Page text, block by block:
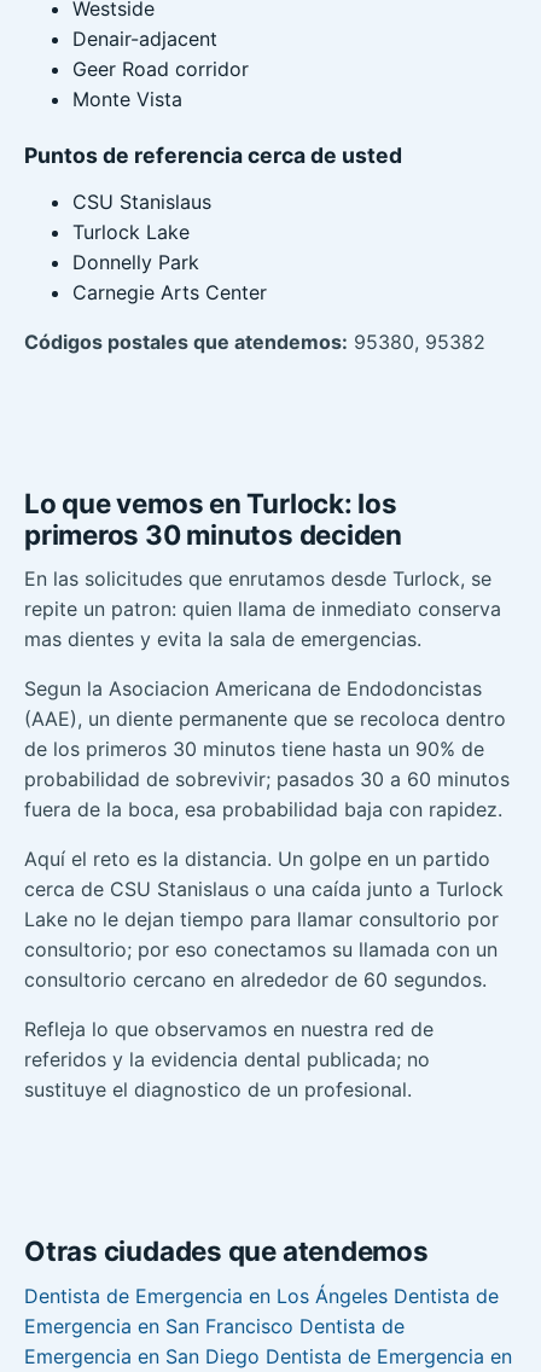
Westside
Denair-adjacent
Geer Road corridor
Monte Vista
Puntos de referencia cerca de usted
CSU Stanislaus
Turlock Lake
Donnelly Park
Carnegie Arts Center
Códigos postales que atendemos: 95380, 95382
Lo que vemos en Turlock: los
primeros 30 minutos deciden
En las solicitudes que enrutamos desde Turlock, se
repite un patron: quien llama de inmediato conserva
mas dientes y evita la sala de emergencias.
Segun la Asociacion Americana de Endodoncistas
(AAE), un diente permanente que se recoloca dentro
de los primeros 30 minutos tiene hasta un 90% de
probabilidad de sobrevivir; pasados 30 a 60 minutos
fuera de la boca, esa probabilidad baja con rapidez.
Aquí el reto es la distancia. Un golpe en un partido
cerca de CSU Stanislaus o una caída junto a Turlock
Lake no le dejan tiempo para llamar consultorio por
consultorio; por eso conectamos su llamada con un
consultorio cercano en alrededor de 60 segundos.
Refleja lo que observamos en nuestra red de
referidos y la evidencia dental publicada; no
sustituye el diagnostico de un profesional.
Otras ciudades que atendemos
Dentista de Emergencia en Los Ángeles Dentista de
Emergencia en San Francisco Dentista de
Emergencia en San Diego Dentista de Emergencia en